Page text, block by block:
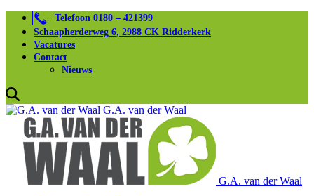
Telefoon 0180 – 421399
Schaapherderweg 6, 2988 CK Ridderkerk
Vacatures
Contact
Nieuws
G.A. van der Waal
G.A. van der Waal